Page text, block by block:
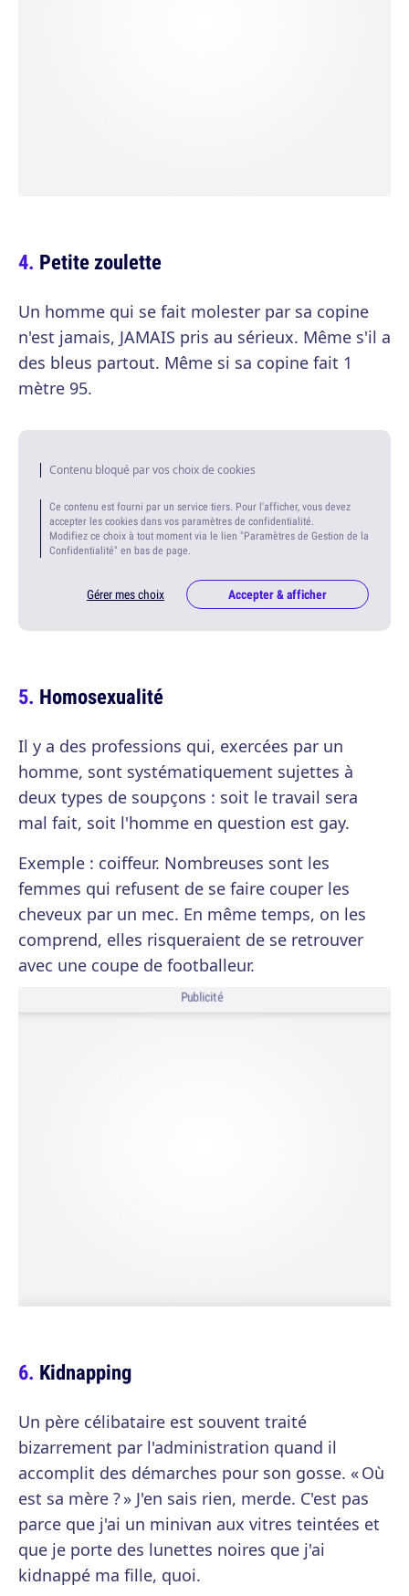
Petite zoulette
Un homme qui se fait molester par sa copine
n'est jamais, JAMAIS pris au sérieux. Même s'il a
des bleus partout. Même si sa copine fait 1
mètre 95.
Contenu bloqué par vos choix de cookies
Ce contenu est fourni par un service tiers. Pour l'afficher, vous devez
accepter les cookies dans vos paramètres de confidentialité.
Modifiez ce choix à tout moment via le lien "Paramètres de Gestion de la
Confidentialité" en bas de page.
Gérer mes choix Accepter & afficher
Homosexualité
Il y a des professions qui, exercées par un
homme, sont systématiquement sujettes à
deux types de soupçons : soit le travail sera
mal fait, soit l'homme en question est gay.
Exemple : coiffeur. Nombreuses sont les
femmes qui refusent de se faire couper les
cheveux par un mec. En même temps, on les
comprend, elles risqueraient de se retrouver
avec une coupe de footballeur.
Publicité
Kidnapping
Un père célibataire est souvent traité
bizarrement par l'administration quand il
accomplit des démarches pour son gosse. « Où
est sa mère ? » J'en sais rien, merde. C'est pas
parce que j'ai un minivan aux vitres teintées et
que je porte des lunettes noires que j'ai
kidnappé ma fille, quoi.